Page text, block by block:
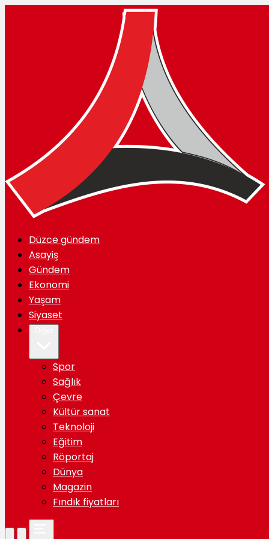
Düzce gündem
Asayiş
Gündem
Ekonomi
Yaşam
Siyaset
Spor
Sağlık
Çevre
Kültür sanat
Teknoloji
Eğitim
Röportaj
Dünya
Magazin
Fındık fiyatları